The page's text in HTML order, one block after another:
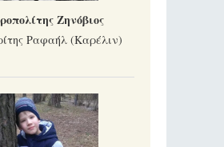
Ζηνόβιος
Ραφαήλ (Καρέλιν)